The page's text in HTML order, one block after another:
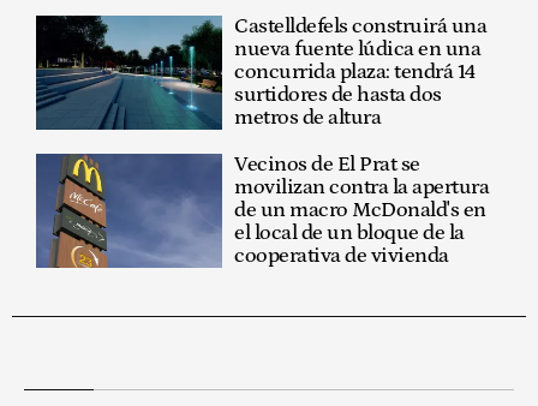
Castelldefels construirá una
nueva fuente lúdica en una
concurrida plaza: tendrá 14
surtidores de hasta dos
metros de altura
Vecinos de El Prat se
movilizan contra la apertura
de un macro McDonald's en
el local de un bloque de la
cooperativa de vivienda